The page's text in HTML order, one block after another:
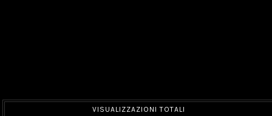
VISUALIZZAZIONI TOTALI